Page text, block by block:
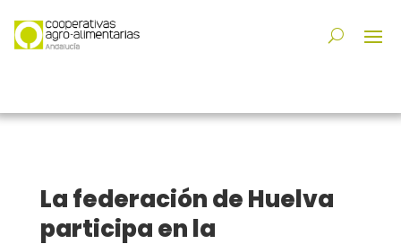
La federación de Huelva
participa en la